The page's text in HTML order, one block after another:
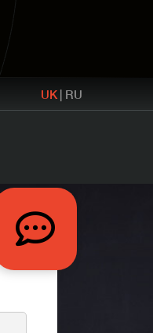
UK | RU